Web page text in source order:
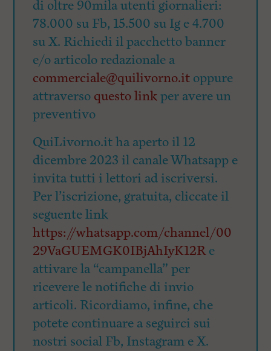
di oltre 90mila utenti giornalieri:
78.000 su Fb, 15.500 su Ig e 4.700
su X. Richiedi il pacchetto banner
e/o articolo redazionale a
commerciale@quilivorno.it oppure
attraverso questo linkper avere un
preventivo
QuiLivorno.it ha aperto il 12
dicembre 2023 il canale Whatsapp e
invita tutti i lettori ad iscriversi.
Per l’iscrizione, gratuita, cliccate il
seguente link
https://whatsapp.com/channel/00
29VaGUEMGK0IBjAhIyK12Re
attivare la “campanella” per
ricevere le notifiche di invio
articoli. Ricordiamo, infine, che
potete continuare a seguirci sui
nostri social Fb, Instagram e X.